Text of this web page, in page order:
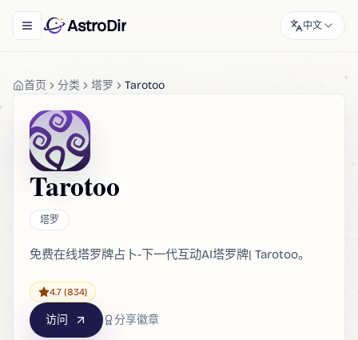
Toggle navigation menu
AstroDir 中文
首页 分类 塔罗 Tarotoo
Tarotoo
塔罗
免费在线塔罗牌占卜-下一代互动AI塔罗牌| Tarotoo。
4.7 (834)
访问 分享徽章